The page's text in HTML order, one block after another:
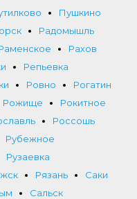
Пушкино
Радомышль
Рахов
Репьевка
Ровно
Рогатин
Рожище
Рокитное
Россошь
Рубежное
Рузаевка
Рязань
Саки
Сальск